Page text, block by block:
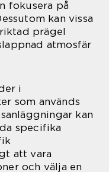
fokusera på
kan vissa
prägel
atmosfär
i
som används
kan
specifika
att vara
och välja en